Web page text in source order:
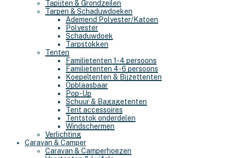
Tapijten & Grondzeilen
Tarpen & Schaduwdoeken
Ademend Polyester/Katoen
Polyester
Schaduwdoek
Tarpstokken
Tenten
Familietenten 1-4 persoons
Familietenten 4-6 persoons
Koepeltenten & Bijzettenten
Opblaasbaar
Pop-Up
Schuur & Bagagetenten
Tent accessoires
Tentstok onderdelen
Windschermen
Verlichting
Caravan & Camper
Caravan & Camperhoezen